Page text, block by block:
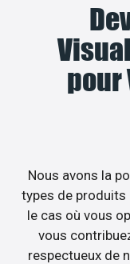
pour
Nous avons la
types de produits
le cas où vous
vous
respectueux de